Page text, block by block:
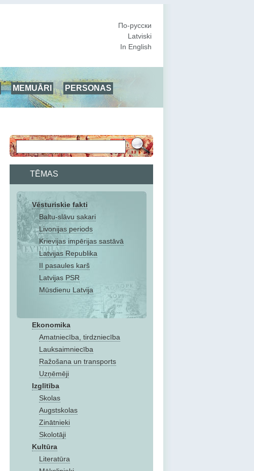
По-русски
Latviski
In English
MEMUĀRI
PERSONAS
TĒMAS
Vēsturiskie fakti
Baltu-slāvu sakari
Livonijas periods
Krievijas impērijas sastāvā
Latvijas Republika
II pasaules karš
Latvijas PSR
Mūsdienu Latvija
Ekonomika
Amatniecība, tirdzniecība
Lauksaimniecība
Ražošana un transports
Uzņēmēji
Izglītība
Skolas
Augstskolas
Zinātnieki
Skolotāji
Kultūra
Literatūra